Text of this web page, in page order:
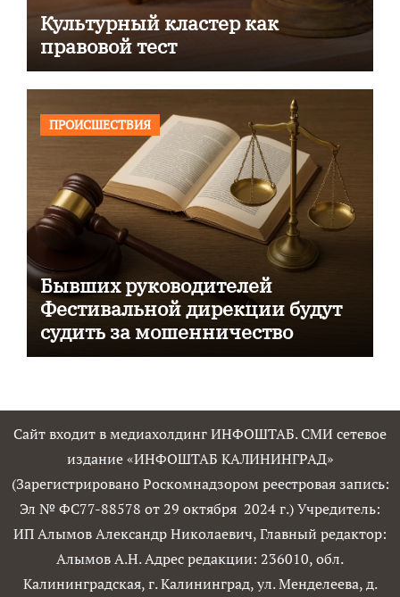
Культурный кластер как
правовой тест
ПРОИСШЕСТВИЯ
Бывших руководителей
Фестивальной дирекции будут
судить за мошенничество
Сайт входит в медиахолдинг ИНФОШТАБ. СМИ сетевое
издание «ИНФОШТАБ КАЛИНИНГРАД»
(Зарегистрировано Роскомнадзором реестровая запись:
Эл № ФС77-88578 от 29 октября 2024 г.) Учредитель:
ИП Алымов Александр Николаевич, Главный редактор:
Алымов А.Н. Адрес редакции: 236010, обл.
Калининградская, г. Калининград, ул. Менделеева, д.